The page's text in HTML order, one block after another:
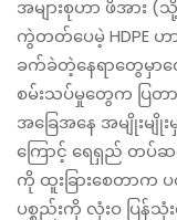
အများစုဟာ ဖိအား
ကွဲတတ်ပေမဲ့ HDPE
ခက်ခဲတဲ့နေရာတွေမှာ
စမ်းသပ်မှုတွေက ပြ
အခြေအနေ အမျိုးမျို
ကြောင့် ရေရှည် တပ်ဆ
ကို ထူးခြားစေတာက
ပစ္စည်းကို လုံးဝ ပြန်